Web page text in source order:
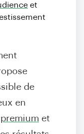
et
de
en
premium et